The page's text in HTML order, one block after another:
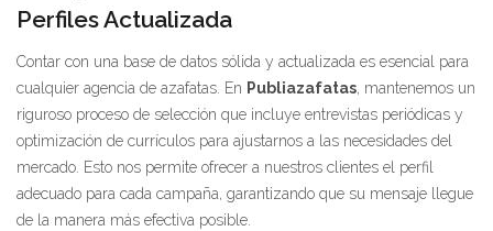
Perfiles Actualizada
Contar con una base de datos sólida y actualizada es esencial para
cualquier agencia de azafatas. En Publiazafatas, mantenemos un
riguroso proceso de selección que incluye entrevistas periódicas y
optimización de currículos para ajustarnos a las necesidades del
mercado. Esto nos permite ofrecer a nuestros clientes el perfil
adecuado para cada campaña, garantizando que su mensaje llegue
de la manera más efectiva posible.